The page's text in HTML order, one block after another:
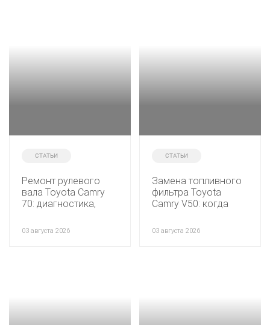
СТАТЬИ
Ремонт рулевого
вала Toyota Camry
70: диагностика,
и промежуточного
вала
03 августа 2026
СТАТЬИ
Замена топливного
фильтра Toyota
Camry V50: когда
выбрать и как
проходит процедура
03 августа 2026